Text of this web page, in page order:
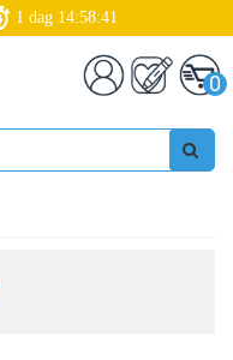
1 dag 14:58:38
0